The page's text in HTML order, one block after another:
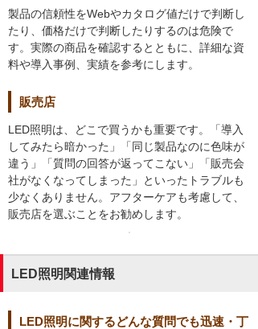
製品の信頼性をWebやカタログ値だけで判断し
たり、価格だけで判断したりするのは危険で
す。実際の商品を確認するとともに、詳細な資
料や導入事例、実績を参考にします。
販売店
LED照明は、どこで買うかも重要です。「導入
してみたら暗かった」「同じ製品なのに色味が
違う」「質問の回答が返ってこない」「販売会
社がなくなってしまった」といったトラブルも
少なくありません。アフターケアも考慮して、
販売店を選ぶことをお勧めします。
LED照明関連情報
LED照明に関するどんな質問でも迅速・丁